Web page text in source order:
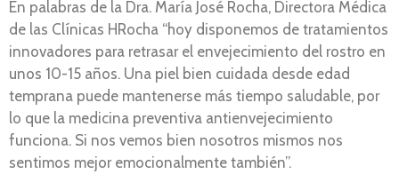
En palabras de la Dra. María José Rocha, Directora Médica
de las Clínicas HRocha “hoy disponemos de tratamientos
innovadores para retrasar el envejecimiento del rostro en
unos 10-15 años. Una piel bien cuidada desde edad
temprana puede mantenerse más tiempo saludable, por
lo que la medicina preventiva antienvejecimiento
funciona. Si nos vemos bien nosotros mismos nos
sentimos mejor emocionalmente también”.